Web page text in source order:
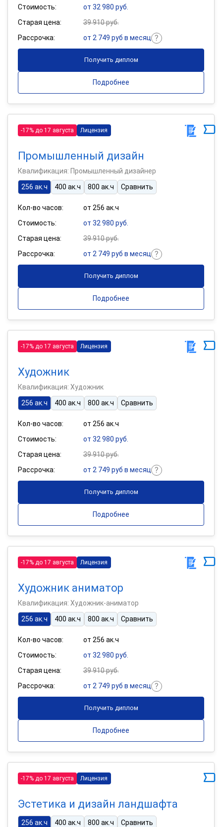
Стоимость:
от 32 980 руб.
Старая цена:
39 910 руб.
Рассрочка:
от 2 749 руб в месяц
Получить диплом
Подробнее
-17% до 17 августа Лицензия
Промышленный дизайн
Квалификация: Промышленный дизайнер
256 ак.ч
400 ак.ч 800 ак.ч Сравнить
Кол-во часов:
от 256 ак.ч
Стоимость:
от 32 980 руб.
Старая цена:
39 910 руб.
Рассрочка:
от 2 749 руб в месяц
Получить диплом
Подробнее
-17% до 17 августа Лицензия
Художник
Квалификация: Художник
256 ак.ч
400 ак.ч 800 ак.ч Сравнить
Кол-во часов:
от 256 ак.ч
Стоимость:
от 32 980 руб.
Старая цена:
39 910 руб.
Рассрочка:
от 2 749 руб в месяц
Получить диплом
Подробнее
-17% до 17 августа Лицензия
Художник аниматор
Квалификация: Художник-аниматор
256 ак.ч
400 ак.ч 800 ак.ч Сравнить
Кол-во часов:
от 256 ак.ч
Стоимость:
от 32 980 руб.
Старая цена:
39 910 руб.
Рассрочка:
от 2 749 руб в месяц
Получить диплом
Подробнее
-17% до 17 августа Лицензия
Эстетика и дизайн ландшафта
256 ак.ч 400 ак.ч 800 ак.ч Сравнить